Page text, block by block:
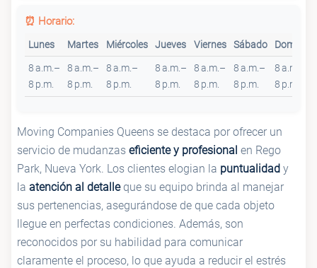
⏰ Horario:
Lunes Martes Miércoles Jueves Viernes Sábado Domingo
8 a.m.–
8 p.m.
8 a.m.–
8 p.m.
8 a.m.–
8 p.m.
8 a.m.–
8 p.m.
8 a.m.–
8 p.m.
8 a.m.–
8 p.m.
8 a.m.–
8 p.m.
Moving Companies Queens se destaca por ofrecer un
servicio de mudanzas eficiente y profesional en Rego
Park, Nueva York. Los clientes elogian la puntualidad y
la atención al detalleque su equipo brinda al manejar
sus pertenencias, asegurándose de que cada objeto
llegue en perfectas condiciones. Además, son
reconocidos por su habilidad para comunicar
claramente el proceso, lo que ayuda a reducir el estrés